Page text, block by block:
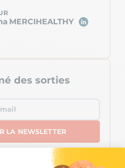
MERCIHEALTHY
des sorties